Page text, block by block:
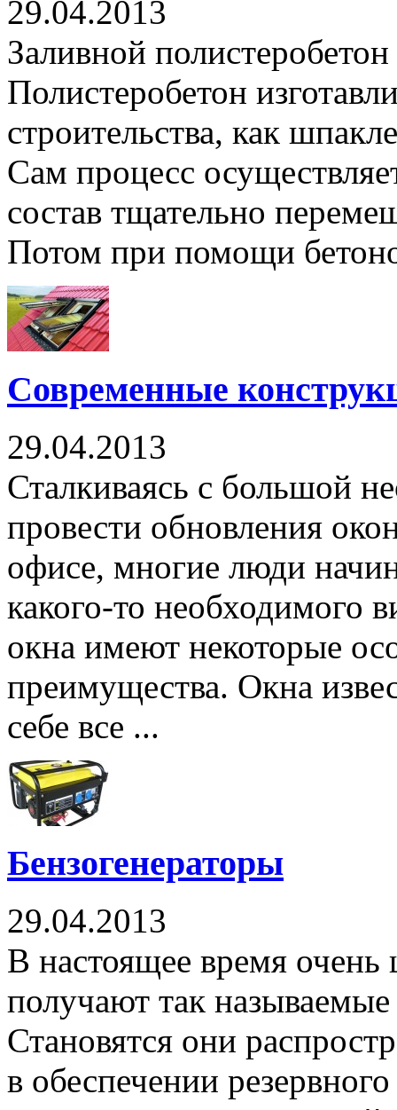
29.04.2013
Заливной
Полистеробетон
строительства, как
Сам процесс
состав тщательно
Потом при помощи
Современные
29.04.2013
Сталкиваясь с большой
провести обновления
офисе, многие люди
какого-то необходимого
окна имеют некоторые
преимущества. Окна
себе все ...
Бензогенераторы
29.04.2013
В настоящее время
получают так
Становятся они
в обеспечении